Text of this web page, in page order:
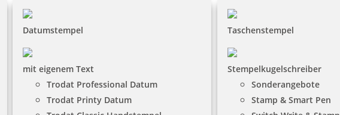
Datumstempel
mit eigenem Text
Trodat Professional Datum
Trodat Printy Datum
Taschenstempel
Stempelkugelschreiber
Sonderangebote
Stamp & Smart Pen